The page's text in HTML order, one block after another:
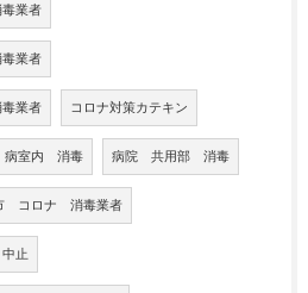
業者
業者
業者 コロナ対策カテキン
室内 消毒 病院 共用部 消毒
コロナ 消毒業者
止